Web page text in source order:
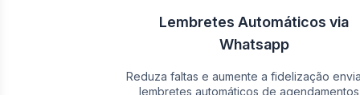
Lembretes Automáticos via
Whatsapp
Reduza faltas e aumente a fidelização
lembretes automáticos de